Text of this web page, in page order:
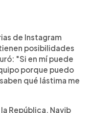
de Instagram
posibilidades
"Si en mí puede
porque puedo
qué lástima me
República, Nayib